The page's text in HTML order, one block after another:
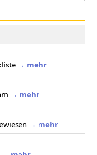
→ mehr
→ mehr
→ mehr